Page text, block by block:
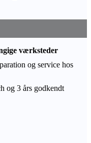
værksteder
og service hos
og 3 års godkendt